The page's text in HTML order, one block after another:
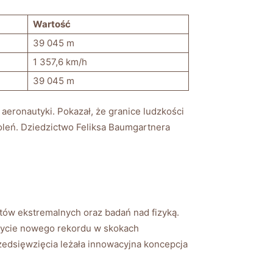
Wartość
39 045 m
1 357,6 km/h
39 045 m
​Pokazał, ⁣że ‍granice ludzkości
Dziedzictwo Feliksa⁣ Baumgartnera
ekstremalnych oraz badań⁢ nad fizyką.
nowego ⁣rekordu ⁣w ‌skokach​
leżała⁢ innowacyjna koncepcja